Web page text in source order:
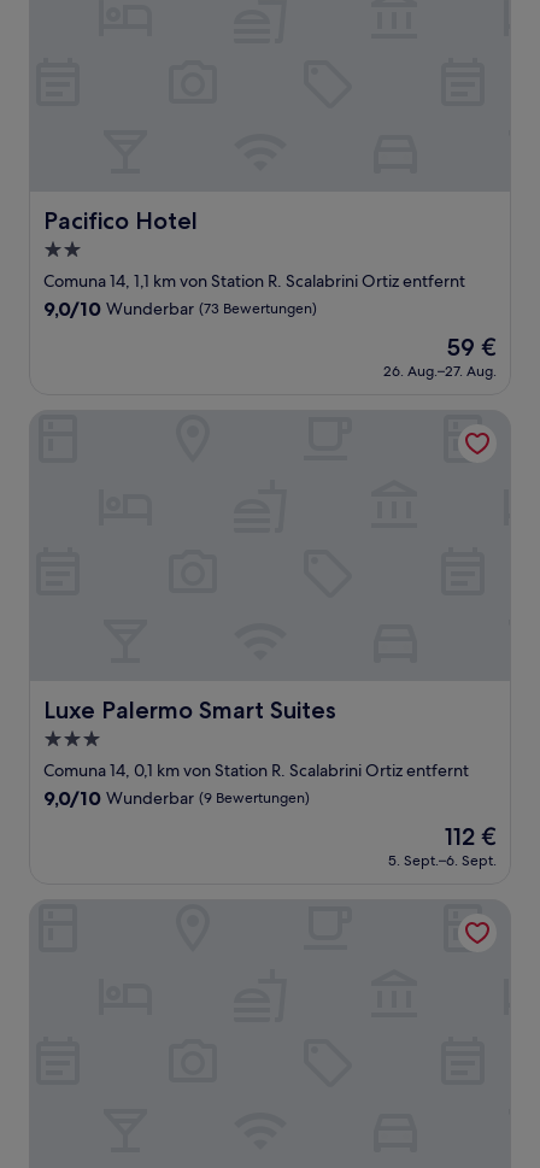
Pacifico Hotel
Pacifico Hotel
2.0-
Sterne-
Unterkunft
Comuna 14, 1,1 km von Station R. Scalabrini Ortiz entfernt
9.0
Bewertungen)
9,0/10 Wunderbar (73 Bewertungen)
Der
Preis
beträgt
59 €
26. Aug.–27. Aug.
Luxe Palermo Smart Suites
Luxe Palermo Smart Suites
3.0-
Sterne-
Unterkunft
Comuna 14, 0,1 km von Station R. Scalabrini Ortiz entfernt
9.0
Bewertungen)
9,0/10 Wunderbar (9 Bewertungen)
Der
Preis
beträgt
112 €
5. Sept.–6. Sept.